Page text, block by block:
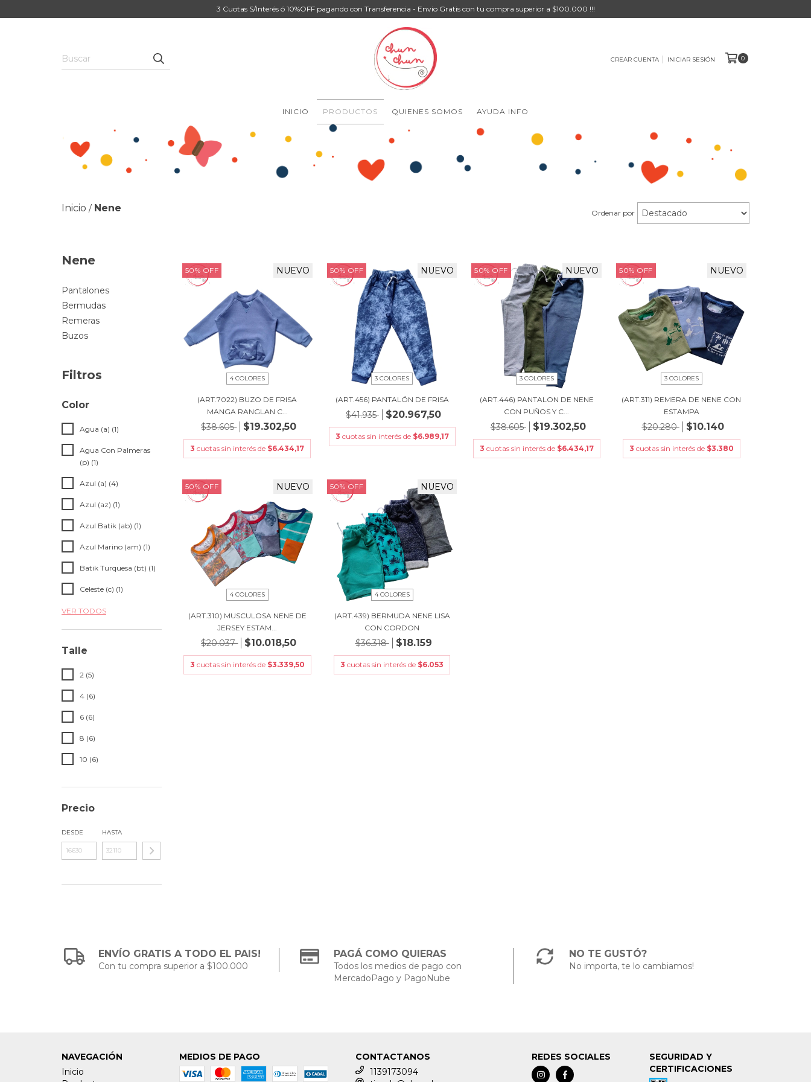
3 Cuotas S/Interés ó 10%OFF pagando con Transferencia - Envio Gratis con tu compra superior a $100.000 !!!
CREAR CUENTA INICIAR SESIÓN 0
INICIO PRODUCTOS QUIENES SOMOS AYUDA INFO
Inicio / Nene Ordenar por
Nene
Pantalones
Bermudas
Remeras
Buzos
Filtros
Color
Agua (a) (1)
Agua Con Palmeras
(p) (1)
Azul (a) (4)
Azul (az) (1)
Azul Batik (ab) (1)
Azul Marino (am) (1)
Batik Turquesa (bt) (1)
Celeste (c) (1)
VER TODOS
Talle
2 (5)
4 (6)
6 (6)
8 (6)
10 (6)
Precio
DESDE HASTA
50% OFF NUEVO
4 COLORES
(ART.7022) BUZO DE FRISA
MANGA RANGLAN C...
$38.605 $19.302,50
3 cuotas sin interés de $6.434,17
50% OFF NUEVO
3 COLORES
(ART.456) PANTALÓN DE FRISA
$41.935 $20.967,50
3 cuotas sin interés de $6.989,17
50% OFF NUEVO
3 COLORES
(ART.446) PANTALON DE NENE
CON PUÑOS Y C...
$38.605 $19.302,50
3 cuotas sin interés de $6.434,17
50% OFF NUEVO
3 COLORES
(ART.311) REMERA DE NENE CON
ESTAMPA
$20.280 $10.140
3 cuotas sin interés de $3.380
50% OFF NUEVO
4 COLORES
(ART.310) MUSCULOSA NENE DE
JERSEY ESTAM...
$20.037 $10.018,50
3 cuotas sin interés de $3.339,50
50% OFF NUEVO
4 COLORES
(ART.439) BERMUDA NENE LISA
CON CORDON
$36.318 $18.159
3 cuotas sin interés de $6.053
ENVÍO GRATIS A TODO EL PAIS!
Con tu compra superior a $100.000
PAGÁ COMO QUIERAS
Todos los medios de pago con
MercadoPago y PagoNube
NO TE GUSTÓ?
No importa, te lo cambiamos!
NAVEGACIÓN
Inicio
MEDIOS DE PAGO
CONTACTANOS
1139173094
REDES SOCIALES
SEGURIDAD Y
CERTIFICACIONES